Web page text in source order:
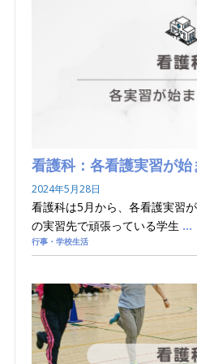
看護科：各看護実習が始
2024年5月28日
看護科は5月から、各看護実習
の実習先で頑張っている学生 …
行事・学校生活